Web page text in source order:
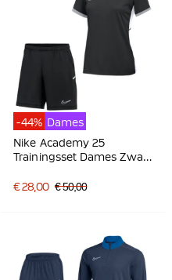
-44% Dames
Nike Academy 25
Trainingsset Dames Zwart
€ 28,00 € 50,00